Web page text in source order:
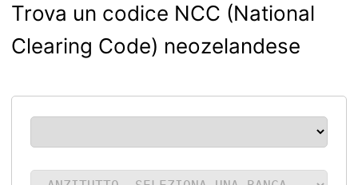
Trova un codice NCC (National
Clearing Code) neozelandese